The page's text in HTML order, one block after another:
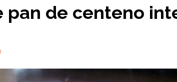
pan de centeno